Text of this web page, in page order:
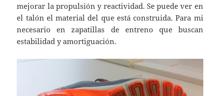
mejorar la propulsión y reactividad. Se puede ver en
el talón el material del que está construida. Para mi
necesario en zapatillas de entreno que buscan
estabilidad y amortiguación.